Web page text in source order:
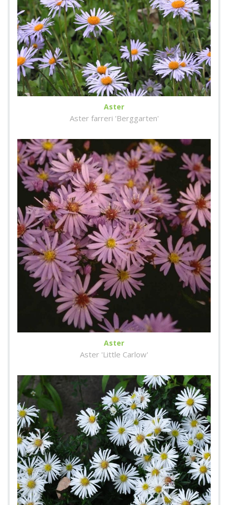
Aster
Aster farreri 'Berggarten'
Aster
Aster 'Little Carlow'